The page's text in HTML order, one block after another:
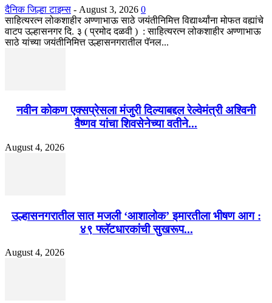
दैनिक जिल्हा टाइम्स - August 3, 2026 0
साहित्यरत्न लोकशाहीर अण्णाभाऊ साठे जयंतीनिमित्त विद्यार्थ्यांना मोफत वह्यांचे
वाटप उल्हासनगर दि. ३ ( प्रमोद दळवी ) : साहित्यरत्न लोकशाहीर अण्णाभाऊ
साठे यांच्या जयंतीनिमित्त उल्हासनगरातील पॅनल...
नवीन कोकण एक्सप्रेसला मंजुरी दिल्याबद्दल रेल्वेमंत्री अश्विनी
वैष्णव यांचा शिवसेनेच्या वतीने...
August 4, 2026
उल्हासनगरातील सात मजली ‘आशालोक’ इमारतीला भीषण आग :
४९ फ्लॅटधारकांची सुखरूप...
August 4, 2026